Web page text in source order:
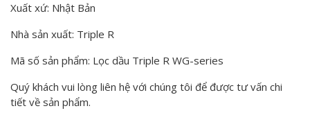
Xuất xứ: Nhật Bản
Nhà sản xuất: Triple R
Mã số sản phẩm: Lọc dầu Triple R WG-series
Quý khách vui lòng liên hệ với chúng tôi để được tư vấn chi
tiết về sản phẩm.